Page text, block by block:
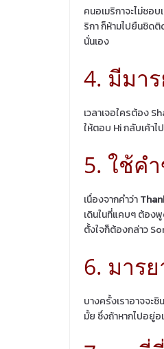
คนอเมริกาจะไม่ชอ
ริกา ก็ห้ามไปยืนชิดติ
นั่นเอง
4. มีมา
เวลาเจอใครต้อง
ให้ตอบ Hi กลับเค้าไ
5. ใช้ค
เนื่องจากคำว่า
เดินในที่แคบๆ ต้อง
ตั้งใจก็ต้องกล่าว
6. มาร
บางครั้งเราอาจจะ
มั้ย ซึ่งถ้าหากไปอยู่อ